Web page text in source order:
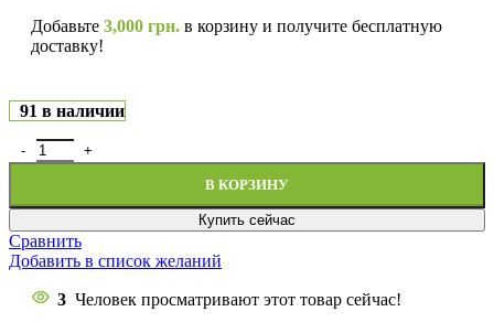
Добавьте 3,000 грн. в корзину и получите бесплатную
доставку!
91 в наличии
В КОРЗИНУ
Купить сейчас
Сравнить
Добавить в список желаний
3 Человек просматривают этот товар сейчас!